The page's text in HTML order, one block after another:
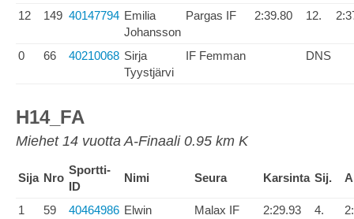
12 149 40147794 Emilia
Johansson
Pargas IF 2:39.80 12.
0 66 40210068 Sirja
Tyystjärvi
IF Femman DNS
H14_FA
Miehet 14 vuotta A-Finaali 0.95 km K
Sija Nro
Sportti-
ID
Nimi Seura Karsinta Sij.
1 59 40464986 Elwin
Malax IF 2:29.93 4.